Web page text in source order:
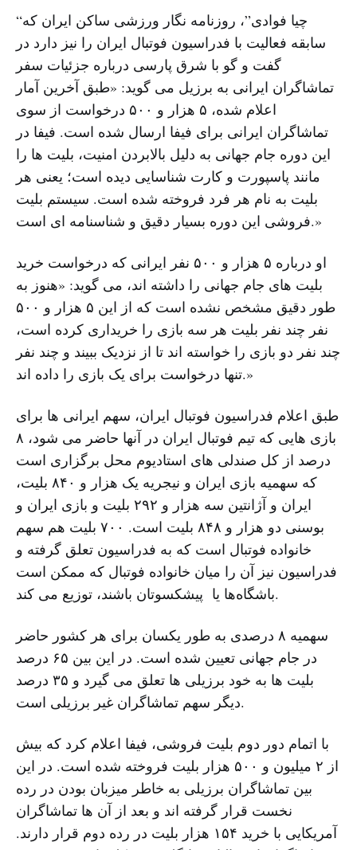
“چیا فوادی”، روزنامه نگار ورزشی ساکن ایران که
سابقه فعالیت با فدراسیون فوتبال ایران را نیز دارد در
گفت و گو با شرق پارسی درباره جزئیات سفر
تماشاگران ایرانی به برزیل می گوید: «طبق آخرین آمار
اعلام شده، ۵ هزار و ۵۰۰ درخواست از سوی
تماشاگران ایرانی برای فیفا ارسال شده است. فیفا در
این دوره جام جهانی به دلیل بالابردن امنیت، بلیت ها را
مانند پاسپورت و کارت شناسایی دیده است؛ یعنی هر
بلیت به نام هر فرد فروخته شده است. سیستم بلیت
فروشی این دوره بسیار دقیق و شناسنامه ای است.»
او درباره ۵ هزار و ۵۰۰ نفر ایرانی که درخواست خرید
بلیت های جام جهانی را داشته اند، می گوید: «هنوز به
طور دقیق مشخص نشده است که از این ۵ هزار و ۵۰۰
نفر چند نفر بلیت هر سه بازی را خریداری کرده است،
چند نفر دو بازی را خواسته اند تا از نزدیک ببیند و چند نفر
تنها درخواست برای یک بازی را داده اند.»
طبق اعلام فدراسیون فوتبال ایران، سهم ایرانی ها برای
بازی هایی که تیم فوتبال ایران در آنها حاضر می شود، ۸
درصد از کل صندلی های استادیوم محل برگزاری است
که سهمیه بازی ایران و نیجریه یک هزار و ۸۴۰ بلیت،
ایران و آژانتین سه هزار و ۲۹۲ بلیت و بازی ایران و
بوسنی دو هزار و ۸۴۸ بلیت است. ۷۰۰ بلیت هم سهم
خانواده فوتبال است که به فدراسیون تعلق گرفته و
فدراسیون نیز آن را میان خانواده فوتبال که ممکن است
باشگاه‌ها یا پیشکسوتان باشند، توزیع می کند.
سهمیه ۸ درصدی به طور یکسان برای هر کشور حاضر
در جام جهانی تعیین شده است. در این بین ۶۵ درصد
بلیت ها به خود برزیلی ها تعلق می گیرد و ۳۵ درصد
دیگر سهم تماشاگران غیر برزیلی است.
با اتمام دور دوم بلیت فروشی، فیفا اعلام کرد که بیش
از ۲ میلیون و ۵۰۰ هزار بلیت فروخته شده است. در این
بین تماشاگران برزیلی به خاطر میزبان بودن در رده
نخست قرار گرفته اند و بعد از آن ها تماشاگران
آمریکایی با خرید ۱۵۴ هزار بلیت در رده دوم قرار دارند.